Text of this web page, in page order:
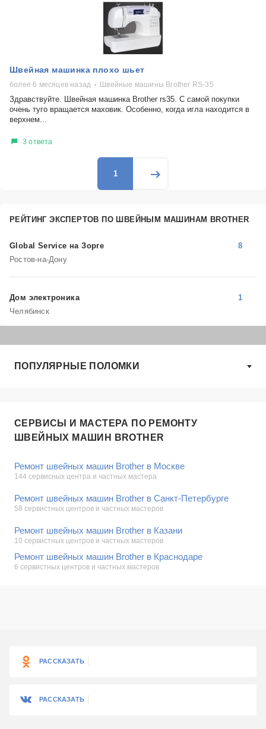
Швейная машинка плохо шьет
более 6 месяцев назад Швейные машины Brother RS-35
Здравствуйте. Швейная машинка Brother rs35. С самой покупки
очень туго вращается маховик. Особенно, когда игла находится в
верхнем...
3 ответа
1
РЕЙТИНГ ЭКСПЕРТОВ ПО ШВЕЙНЫМ МАШИНАМ BROTHER
Global Service на Зорге
Ростов-на-Дону
8
Дом электроника
Челябинск
1
ПОПУЛЯРНЫЕ ПОЛОМКИ
СЕРВИСЫ И МАСТЕРА ПО РЕМОНТУ
ШВЕЙНЫХ МАШИН BROTHER
Ремонт швейных машин Brother в Москве
144 сервисных центра и частных мастера
Ремонт швейных машин Brother в Санкт-Петербурге
58 сервистных центров и частных мастеров
Ремонт швейных машин Brother в Казани
10 сервистных центров и частных мастеров
Ремонт швейных машин Brother в Краснодаре
6 сервистных центров и частных мастеров
РАССКАЗАТЬ
РАССКАЗАТЬ